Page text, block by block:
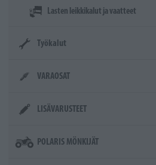
Lasten leikkikalut ja vaatteet
Työkalut
VARAOSAT
LISÄVARUSTEET
POLARIS MÖNKIJÄT